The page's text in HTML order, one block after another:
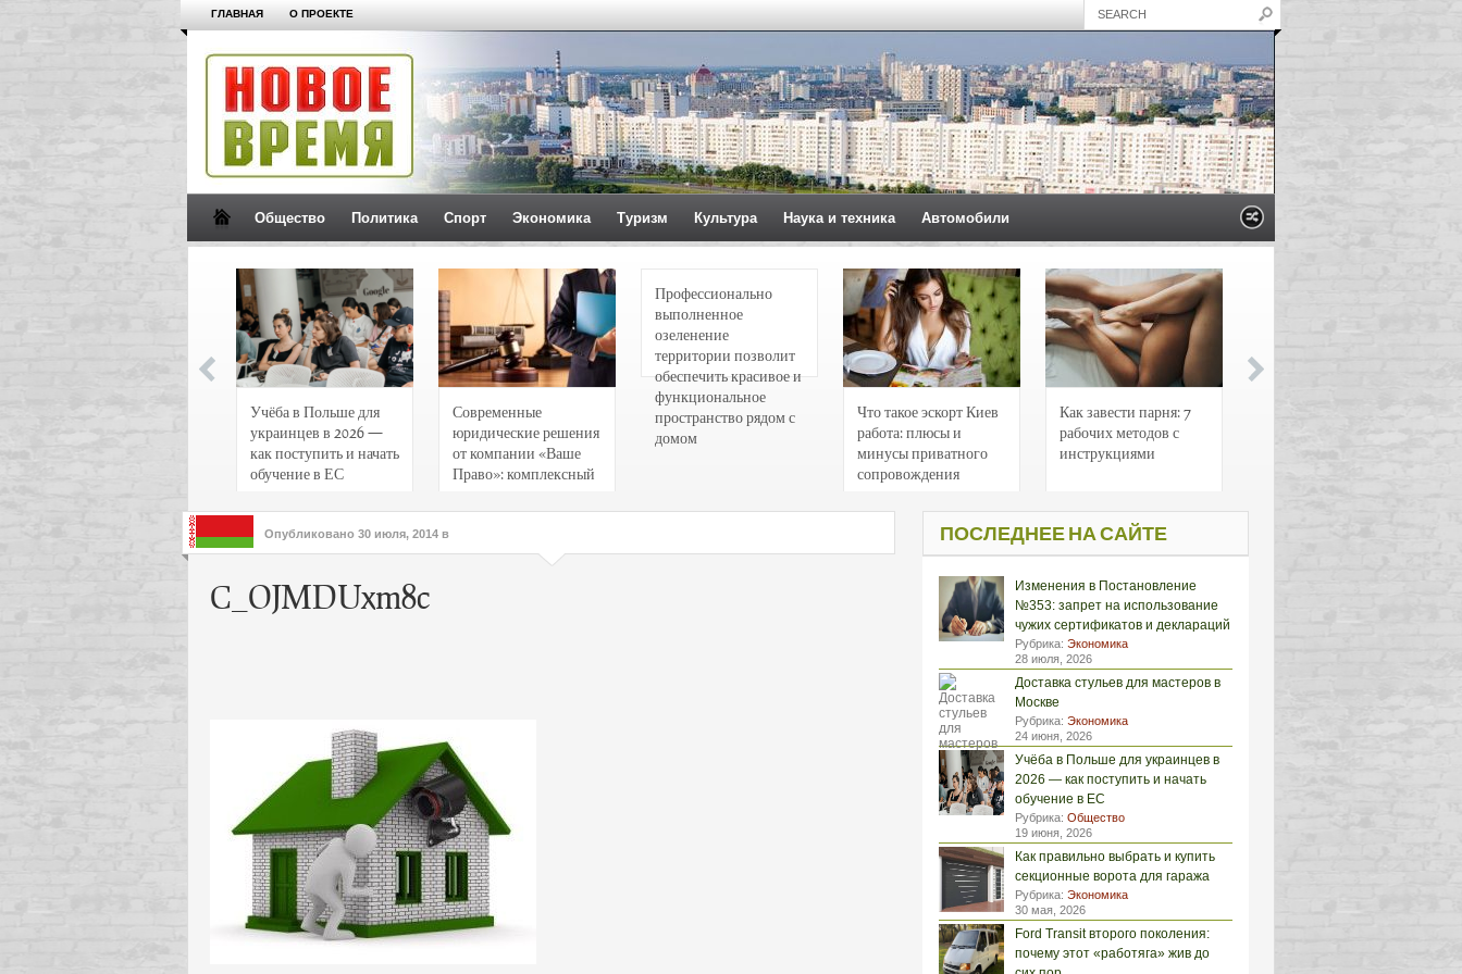
ГЛАВНАЯ О ПРОЕКТЕ
Общество Политика Спорт Экономика Туризм Культура Наука и техника Автомобили
Учёба в Польше для
украинцев в 2026 —
как поступить и начать
обучение в ЕС
Современные
юридические решения
от компании «Ваше
Право»: комплексный
интересов клиентов
Профессионально
выполненное
озеленение
территории позволит
обеспечить красивое и
функциональное
пространство рядом с
домом
Что такое эскорт Киев
работа: плюсы и
минусы приватного
сопровождения
Как завести парня: 7
рабочих методов с
инструкциями
Опубликовано 30 июля, 2014 в
C_OJMDUxm8c
ПОСЛЕДНЕЕ НА САЙТЕ
Изменения в Постановление
№353: запрет на использование
чужих сертификатов и деклараций
Рубрика: Экономика
28 июля, 2026
Доставка стульев для мастеров в
Москве
Рубрика: Экономика
24 июня, 2026
Учёба в Польше для украинцев в
2026 — как поступить и начать
обучение в ЕС
Рубрика: Общество
19 июня, 2026
Как правильно выбрать и купить
секционные ворота для гаража
Рубрика: Экономика
30 мая, 2026
Ford Transit второго поколения:
почему этот «работяга» жив до